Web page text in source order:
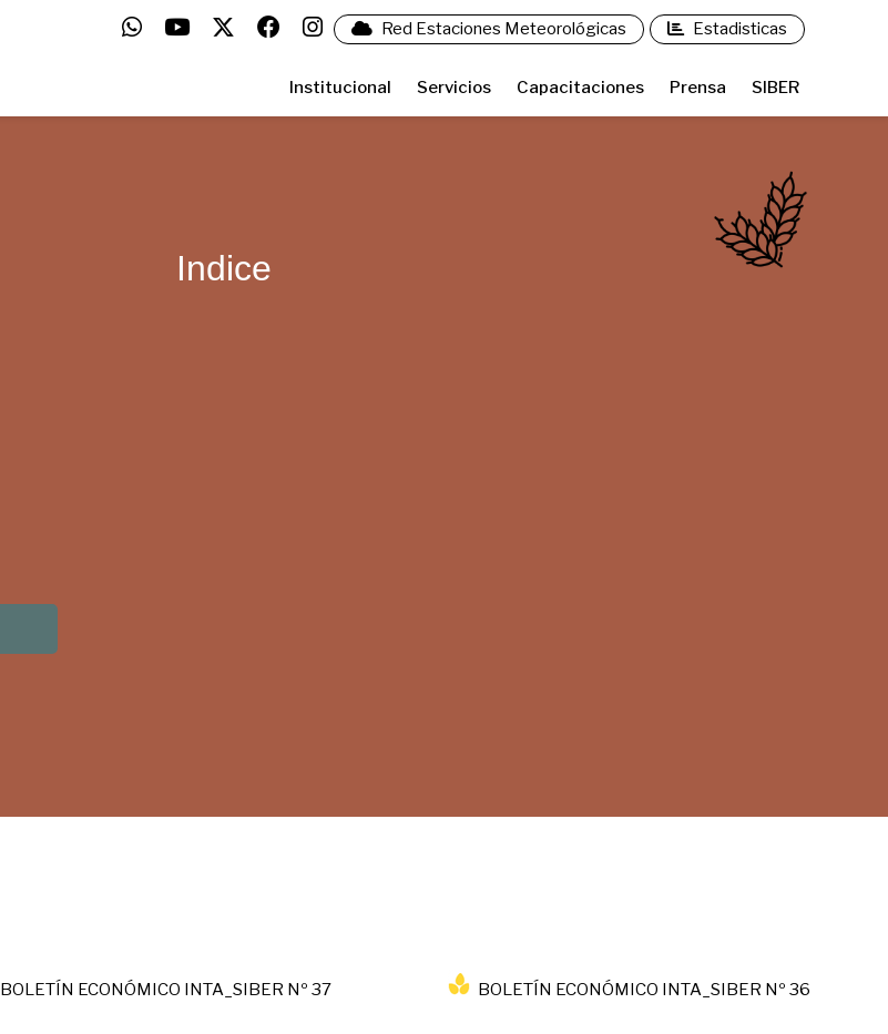
Institucional Servicios Capacitaciones Prensa SIBER
Red Estaciones Meteorológicas Estadisticas
Indice
BOLETÍN ECONÓMICO INTA_SIBER Nº 37 BOLETÍN ECONÓMICO INTA_SIBER Nº 36